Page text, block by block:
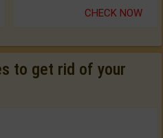
CHECK NOW
to get rid of your